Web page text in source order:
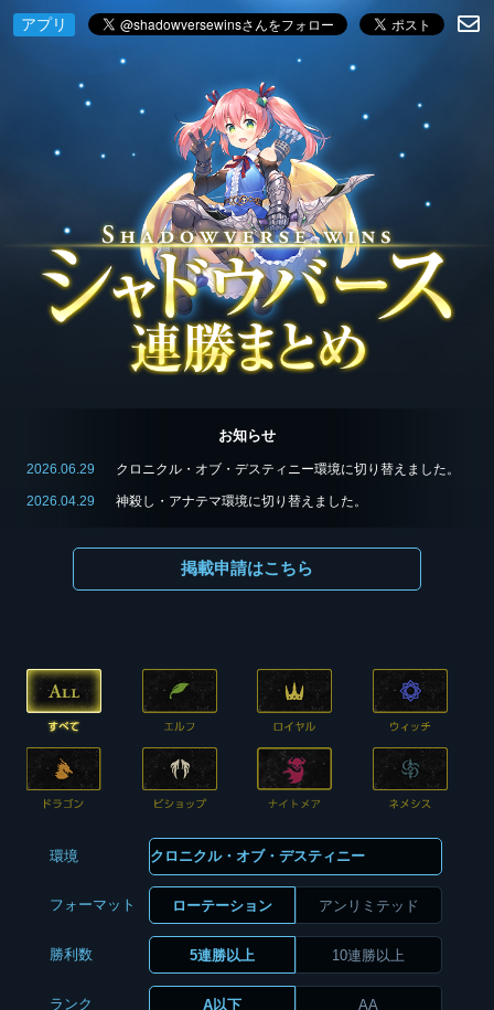
アプリ
お知らせ
2026.06.29 クロニクル・オブ・デスティニー環境に切り替えました。
2026.04.29 神殺し・アナテマ環境に切り替えました。
掲載申請はこちら
環境
フォーマット ローテーション アンリミテッド
勝利数 5連勝以上 10連勝以上
ランク A以下 AA